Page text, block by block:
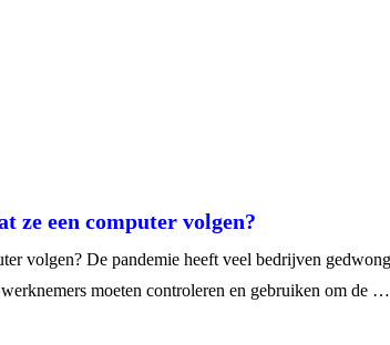
ze een computer volgen?
volgen? De pandemie heeft veel bedrijven
moeten controleren en gebruiken om de …